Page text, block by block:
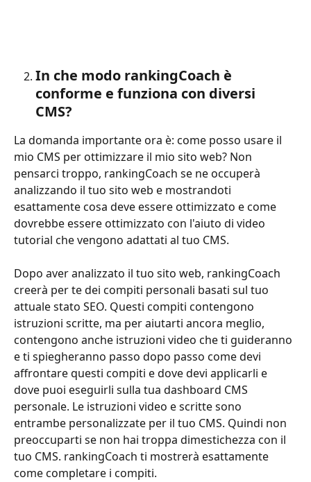
In che modo rankingCoach è
conforme e funziona con diversi
CMS?
La domanda importante ora è: come posso usare il
mio CMS per ottimizzare il mio sito web? Non
pensarci troppo, rankingCoach se ne occuperà
analizzando il tuo sito web e mostrandoti
esattamente cosa deve essere ottimizzato e come
dovrebbe essere ottimizzato con l'aiuto di video
tutorial che vengono adattati al tuo CMS.
Dopo aver analizzato il tuo sito web, rankingCoach
creerà per te dei compiti personali basati sul tuo
attuale stato SEO. Questi compiti contengono
istruzioni scritte, ma per aiutarti ancora meglio,
contengono anche istruzioni video che ti guideranno
e ti spiegheranno passo dopo passo come devi
affrontare questi compiti e dove devi applicarli e
dove puoi eseguirli sulla tua dashboard CMS
personale. Le istruzioni video e scritte sono
entrambe personalizzate per il tuo CMS. Quindi non
preoccuparti se non hai troppa dimestichezza con il
tuo CMS. rankingCoach ti mostrerà esattamente
come completare i compiti.